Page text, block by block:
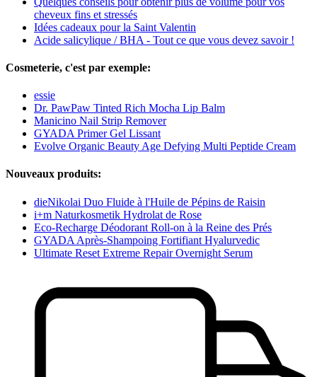
cheveux fins et stressés
Idées cadeaux pour la Saint Valentin
Acide salicylique / BHA - Tout ce que vous devez savoir !
Cosmeterie, c'est par exemple:
essie
Dr. PawPaw Tinted Rich Mocha Lip Balm
Manicino Nail Strip Remover
GYADA Primer Gel Lissant
Evolve Organic Beauty Age Defying Multi Peptide Cream
Nouveaux produits:
dieNikolai Duo Fluide à l'Huile de Pépins de Raisin
i+m Naturkosmetik Hydrolat de Rose
Eco-Recharge Déodorant Roll-on à la Reine des Prés
GYADA Après-Shampoing Fortifiant Hyalurvedic
Ultimate Reset Extreme Repair Overnight Serum